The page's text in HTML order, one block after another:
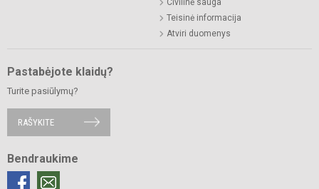
Teisinė informacija
Atviri duomenys
Pastabėjote klaidų?
Turite pasiūlymų?
RAŠYKITE
Bendraukime